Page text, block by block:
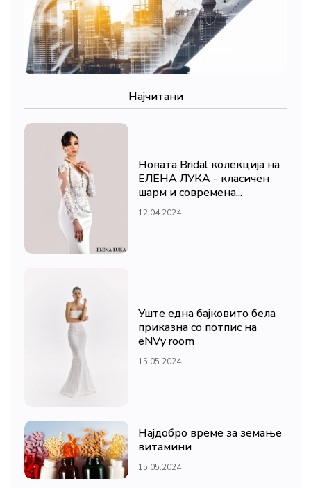
Најчитани
Новата Bridal колекција на
ЕЛЕНА ЛУКА - класичен
шарм и современа...
12.04.2024
Уште една бајковито бела
приказна со потпис на
eNVy room
15.05.2024
Најдобро време за земање
витамини
15.05.2024